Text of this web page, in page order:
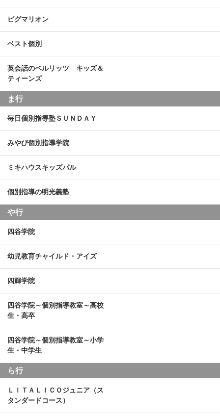
ピグマリオン
ベスト個別
英会話のベルリッツ キッズ＆
ティーンズ
ま行
毎日個別指導塾ＳＵＮＤＡＹ
みやび個別指導学院
ミキハウスキッズパル
個別指導の明光義塾
や行
四谷学院
幼児教育チャイルド・アイズ
四輝学院
四谷学院～個別指導教室～高校
生・高卒
四谷学院～個別指導教室～小学
生・中学生
ら行
ＬＩＴＡＬＩＣＯジュニア（ス
タンダードコース）